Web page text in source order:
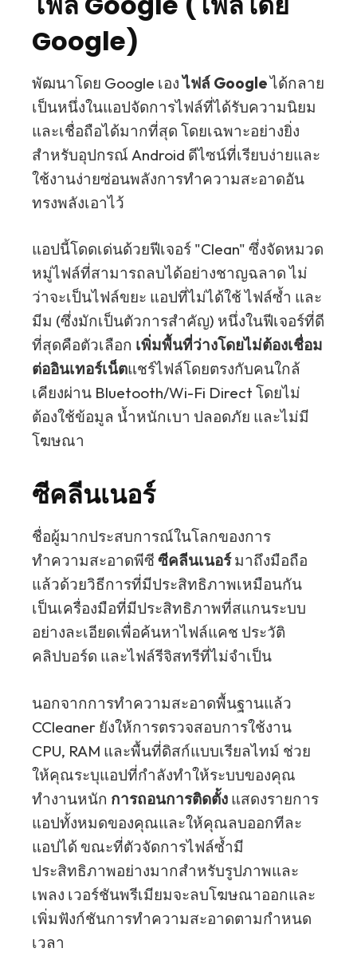
Google)
พัฒนาโดย Google เองไฟล์ Googleได้กลาย
เป็นหนึ่งในแอปจัดการไฟล์ที่ได้รับความนิยม
และเชื่อถือได้มากที่สุด โดยเฉพาะอย่างยิ่ง
สำหรับอุปกรณ์ Android ดีไซน์ที่เรียบง่ายและ
ใช้งานง่ายซ่อนพลังการทำความสะอาดอัน
ทรงพลังเอาไว้
แอปนี้โดดเด่นด้วยฟีเจอร์ "Clean" ซึ่งจัดหมวด
หมู่ไฟล์ที่สามารถลบได้อย่างชาญฉลาด ไม่
ว่าจะเป็นไฟล์ขยะ แอปที่ไม่ได้ใช้ ไฟล์ซ้ำ และ
มีม (ซึ่งมักเป็นตัวการสำคัญ) หนึ่งในฟีเจอร์ที่ดี
ที่สุดคือตัวเลือก เพิ่มพื้นที่ว่างโดยไม่ต้องเชื่อม
ต่ออินเทอร์เน็ตแชร์ไฟล์โดยตรงกับคนใกล้
เคียงผ่าน Bluetooth/Wi-Fi Direct โดยไม่
ต้องใช้ข้อมูล น้ำหนักเบา ปลอดภัย และไม่มี
โฆษณา
ซีคลีนเนอร์
ชื่อผู้มากประสบการณ์ในโลกของการ
ทำความสะอาดพีซีซีคลีนเนอร์มาถึงมือถือ
แล้วด้วยวิธีการที่มีประสิทธิภาพเหมือนกัน
เป็นเครื่องมือที่มีประสิทธิภาพที่สแกนระบบ
อย่างละเอียดเพื่อค้นหาไฟล์แคช ประวัติ
คลิปบอร์ด และไฟล์รีจิสทรีที่ไม่จำเป็น
นอกจากการทำความสะอาดพื้นฐานแล้ว
CCleaner ยังให้การตรวจสอบการใช้งาน
CPU, RAM และพื้นที่ดิสก์แบบเรียลไทม์ ช่วย
ให้คุณระบุแอปที่กำลังทำให้ระบบของคุณ
ทำงานหนัก การถอนการติดตั้ง แสดงรายการ
แอปทั้งหมดของคุณและให้คุณลบออกทีละ
แอปได้ ขณะที่ตัวจัดการไฟล์ซ้ำมี
ประสิทธิภาพอย่างมากสำหรับรูปภาพและ
เพลง เวอร์ชันพรีเมียมจะลบโฆษณาออกและ
เพิ่มฟังก์ชันการทำความสะอาดตามกำหนด
เวลา